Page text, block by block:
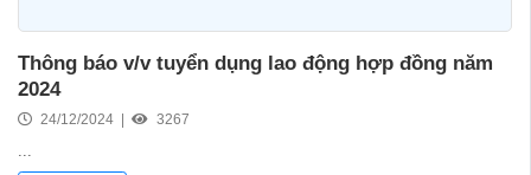
Thông báo v/v tuyển dụng lao động hợp đồng năm
2024
24/12/2024 | 3267
...